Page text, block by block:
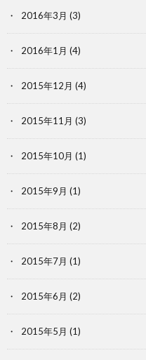
2016年3月 (3)
2016年1月 (4)
2015年12月 (4)
2015年11月 (3)
2015年10月 (1)
2015年9月 (1)
2015年8月 (2)
2015年7月 (1)
2015年6月 (2)
2015年5月 (1)